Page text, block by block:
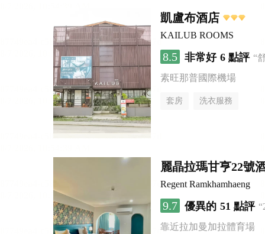
凱盧布酒店
KAILUB ROOMS
8.5 非常好 6 點評 “
素旺那普國際機場
套房 洗衣服務
麗晶拉瑪甘亨22號
Regent Ramkhamhaeng
9.7 優異的 51 點評
靠近拉加曼加拉體育場